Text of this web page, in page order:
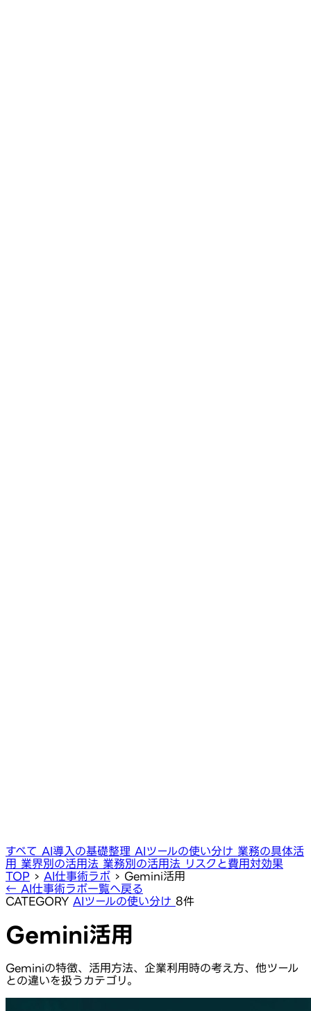
すべて AI導入の基礎整理 AIツールの使い分け 業務の具体活
用 業界別の活用法 業務別の活用法 リスクと費用対効果
TOP › AI仕事術ラボ › Gemini活用
← AI仕事術ラボ一覧へ戻る
CATEGORY AIツールの使い分け 8件
Gemini活用
Geminiの特徴、活用方法、企業利用時の考え方、他ツール
との違いを扱うカテゴリ。